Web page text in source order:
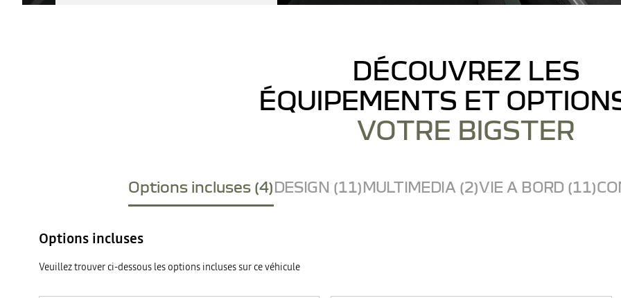
DÉCOUVREZ LES
ÉQUIPEMENTS ET
VOTRE BIGSTER
Options incluses (4)DESIGN (11)MULTIMEDIA (2)VIE A BORD (11)
Options incluses
Veuillez trouver ci-dessous les options incluses sur ce véhicule